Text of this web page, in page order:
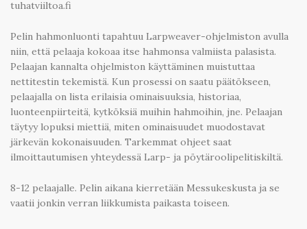
tuhatviiltoa.fi
Pelin hahmonluonti tapahtuu Larpweaver-ohjelmiston avulla
niin, että pelaaja kokoaa itse hahmonsa valmiista palasista.
Pelaajan kannalta ohjelmiston käyttäminen muistuttaa
nettitestin tekemistä. Kun prosessi on saatu päätökseen,
pelaajalla on lista erilaisia ominaisuuksia, historiaa,
luonteenpiirteitä, kytköksiä muihin hahmoihin, jne. Pelaajan
täytyy lopuksi miettiä, miten ominaisuudet muodostavat
järkevän kokonaisuuden. Tarkemmat ohjeet saat
ilmoittautumisen yhteydessä Larp- ja pöytäroolipelitiskiltä.
8-12 pelaajalle. Pelin aikana kierretään Messukeskusta ja se
vaatii jonkin verran liikkumista paikasta toiseen.